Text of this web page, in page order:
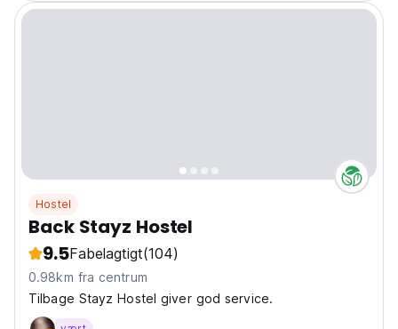
Hostel
Back Stayz Hostel
9.5Fabelagtigt(104)
0.98km fra centrum
Tilbage Stayz Hostel giver god service.